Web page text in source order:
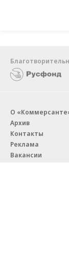
О
Архив
Контакты
Реклама
Вакансии